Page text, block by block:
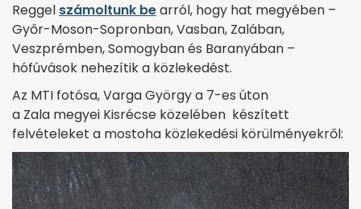
Reggel számoltunk bearról, hogy hat megyében –
Győr-Moson-Sopronban, Vasban, Zalában,
Veszprémben, Somogyban és Baranyában –
hófúvások nehezítik a közlekedést.
Az MTI fotósa, Varga György a 7-es úton
a Zala megyei Kisrécse közelében készített
felvételeket a mostoha közlekedési körülményekről: